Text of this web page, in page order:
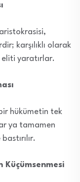
karşılıklı olarak
yaratırlar.
hükümetin tek
ya tamamen
Küçümsenmesi